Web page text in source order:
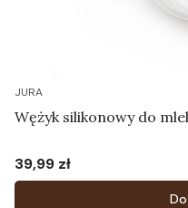
JURA
Wężyk silikonowy do
Cena
39,99 zł